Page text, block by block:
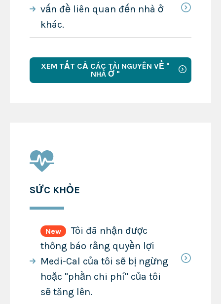
vấn đề liên quan đến nhà ở
khác.
XEM TẤT CẢ CÁC TÀI NGUYÊN VỀ "
NHÀ Ở "
SỨC KHỎE
New
Tôi đã nhận được
thông báo rằng quyền lợi
Medi-Cal của tôi sẽ bị ngừng
hoặc "phần chi phí" của tôi
sẽ tăng lên.